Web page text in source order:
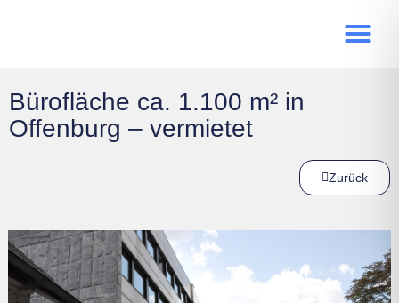
Bürofläche ca. 1.100 m² in
Offenburg – vermietet
Zurück